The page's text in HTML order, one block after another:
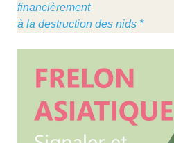
financièrement
à la destruction des nids *